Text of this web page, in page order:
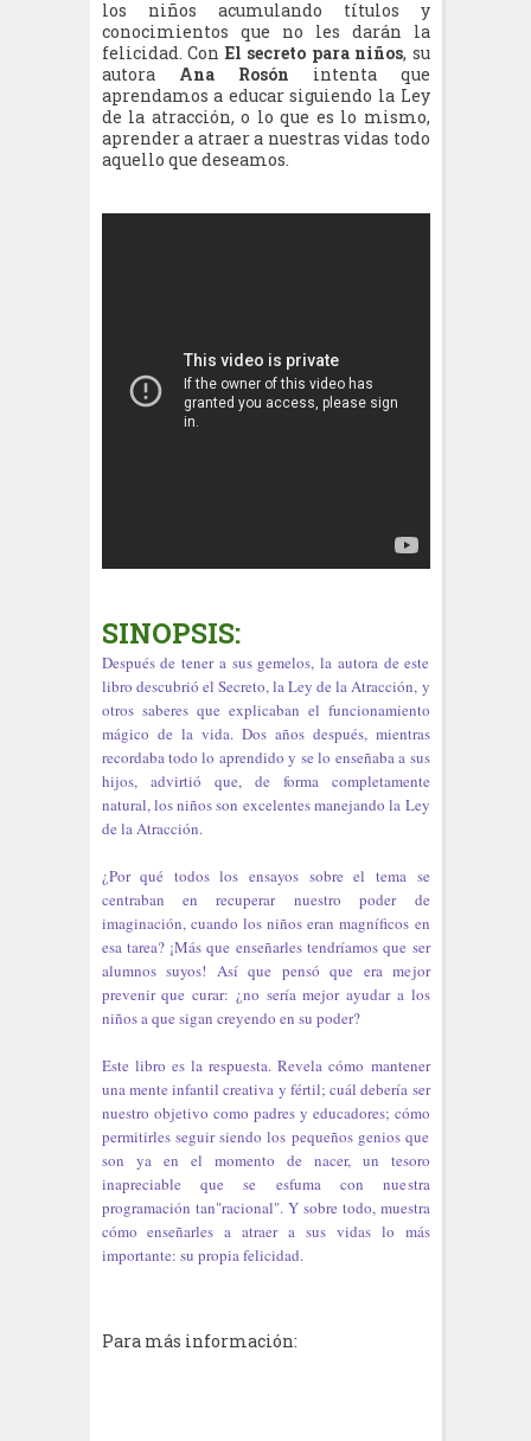
los niños acumulando títulos y
conocimientos que no les darán la
felicidad. Con El secreto para niños, su
autora Ana Rosón intenta que
aprendamos a educar siguiendo la Ley
de la atracción, o lo que es lo mismo,
aprender a atraer a nuestras vidas todo
aquello que deseamos.
SINOPSIS:
Después de tener a sus gemelos, la autora de este
libro descubrió el Secreto, la Ley de la Atracción, y
otros saberes que explicaban el funcionamiento
mágico de la vida. Dos años después, mientras
recordaba todo lo aprendido y se lo enseñaba a sus
hijos, advirtió que, de forma completamente
natural, los niños son excelentes manejando la Ley
de la Atracción.
¿Por qué todos los ensayos sobre el tema se
centraban en recuperar nuestro poder de
imaginación, cuando los niños eran magníficos en
esa tarea? ¡Más que enseñarles tendríamos que ser
alumnos suyos! Así que pensó que era mejor
prevenir que curar: ¿no sería mejor ayudar a los
niños a que sigan creyendo en su poder?
Este libro es la respuesta. Revela cómo mantener
una mente infantil creativa y fértil; cuál debería ser
nuestro objetivo como padres y educadores; cómo
permitirles seguir siendo los pequeños genios que
son ya en el momento de nacer, un tesoro
inapreciable que se esfuma con nuestra
programación tan"racional". Y sobre todo, muestra
cómo enseñarles a atraer a sus vidas lo más
importante: su propia felicidad.
Para más información: